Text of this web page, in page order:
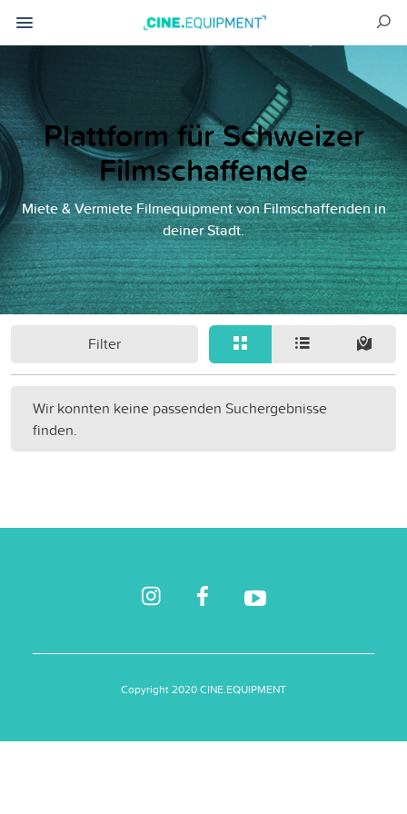
Plattform für Schweizer
Filmschaffende
Miete & Vermiete Filmequipment von Filmschaffenden in
deiner Stadt.
Filter
Wir konnten keine passenden Suchergebnisse
finden.
Copyright 2020 CINE.EQUIPMENT